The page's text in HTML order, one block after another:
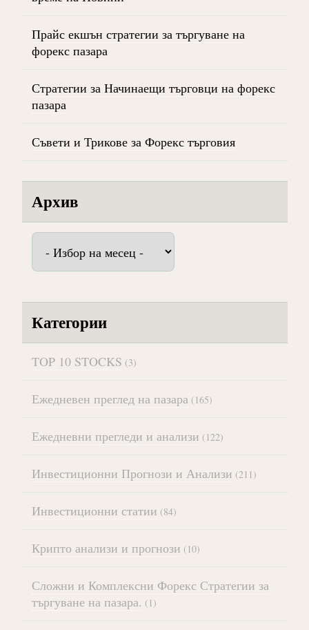
Прайс екшън стратегии за търгуване на
форекс пазара
Стратегии за Начинаещи търговци на форекс
пазара
Съвети и Трикове за Форекс търговия
Архив
Архив
Категории
TOP 10 STOCKS (3)
Ежедневен преглед на пазара (165)
Ежедневни прегледи и анализи (122)
Инвестиционни Прогнози и Анализи (211)
Инвестиционни статии (84)
Крипто анализи и прогнози (10)
Сложни и Комплексни Форекс Стратегии за
търгуване на пазара. (1)